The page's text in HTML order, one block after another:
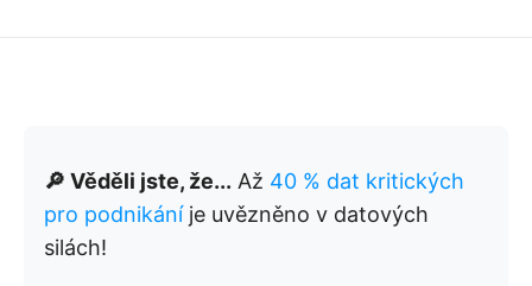
🔎 Věděli jste, že... Až 40 % dat kritických
pro podnikáníje uvězněno v datových
silách!